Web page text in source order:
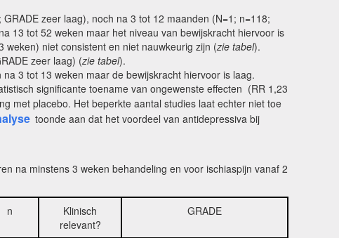
zeer laag), noch na 3 tot 12 maanden (N=1; n=118;
13 tot 52 weken maar het niveau van bewijskracht hiervoor is
niet consistent en niet nauwkeurig zijn (zie tabel).
zeer laag) (zie tabel).
3 tot 13 weken maar de bewijskracht hiervoor is laag.
significante toename van ongewenste effecten (RR 1,23
met placebo. Het beperkte aantal studies laat echter niet toe
toonde aan dat het voordeel van antidepressiva bij
na minstens 3 weken behandeling en voor ischiaspijn vanaf 2
n
Klinisch
relevant?
GRADE